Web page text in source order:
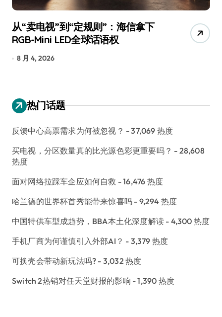
追觅、石头科技注意：你们的扫地机
已被美国认定为“战略武器”
7 月 30, 2026
热门话题
反馈中心高票需求为何被忽视？ - 37,069 热度
买电视，分区数量真的比光源色彩更重要吗？ - 28,608
热度
面对网络拉踩车企应如何自救 - 16,476 热度
哈兰德的世界杯首秀能带来惊喜吗 - 9,294 热度
中国特供车型成趋势，BBA本土化深度解读 - 4,300 热度
手机厂商为何谨慎引入外部AI？ - 3,379 热度
可换壳会带动新玩法吗? - 3,032 热度
Switch 2热销对任天堂财报的影响 - 1,390 热度